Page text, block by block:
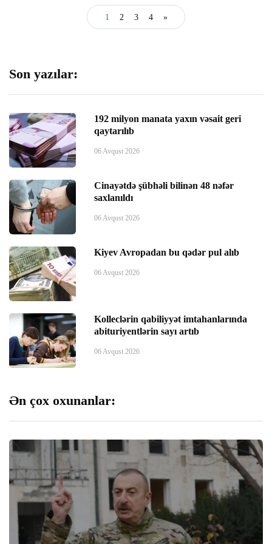
1 2 3 4 »
Son yazılar:
192 milyon manata yaxın vəsait geri
qaytarılıb
06 Avqust 2026
Cinayətdə şübhəli bilinən 48 nəfər
saxlanıldı
06 Avqust 2026
Kiyev Avropadan bu qədər pul alıb
06 Avqust 2026
Kolleclərin qabiliyyət imtahanlarında
abituriyentlərin sayı artıb
06 Avqust 2026
Ən çox oxunanlar: